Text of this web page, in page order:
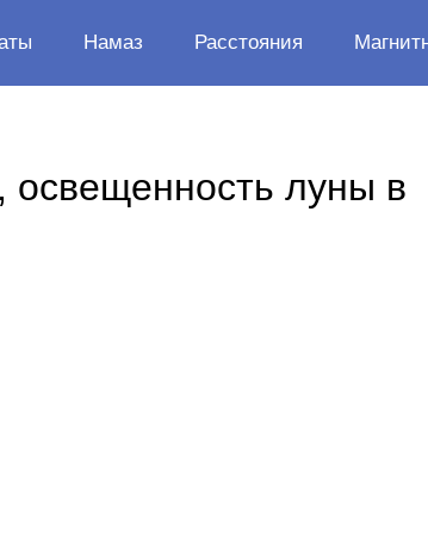
Намаз Расстояния
освещенность луны в